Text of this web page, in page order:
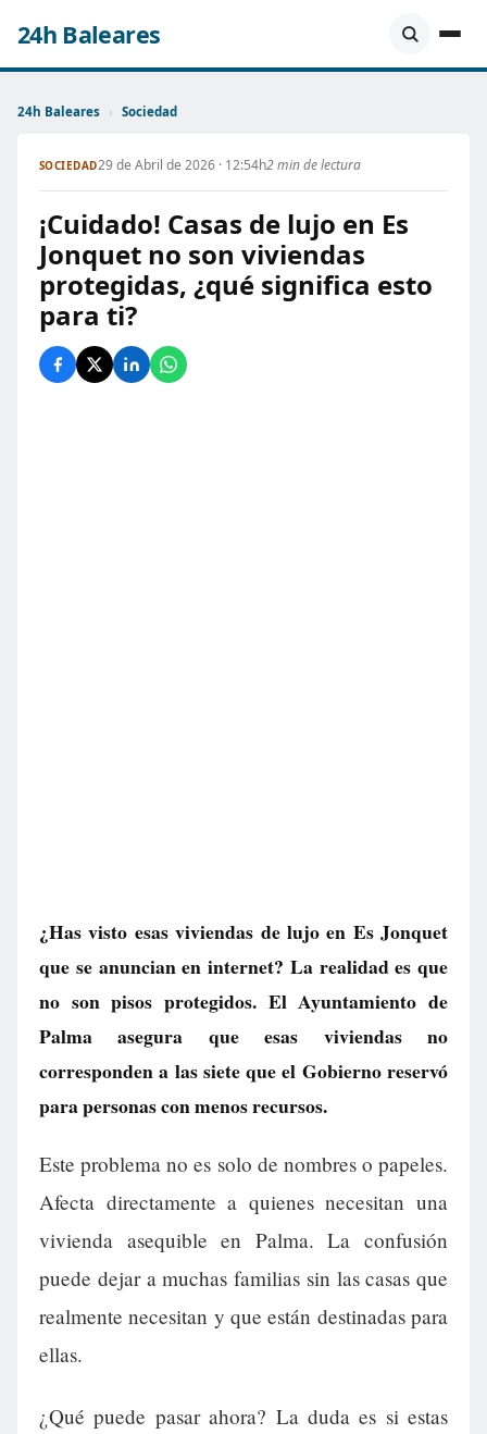
24h Baleares
24h Baleares › Sociedad
SOCIEDAD29 de Abril de 2026 · 12:54h2 min de lectura
¡Cuidado! Casas de lujo en Es
Jonquet no son viviendas
protegidas, ¿qué significa esto
para ti?
¿Has visto esas viviendas de lujo en Es Jonquet
que se anuncian en internet? La realidad es que
no son pisos protegidos. El Ayuntamiento de
Palma asegura que esas viviendas no
corresponden a las siete que el Gobierno reservó
para personas con menos recursos.
Este problema no es solo de nombres o papeles.
Afecta directamente a quienes necesitan una
vivienda asequible en Palma. La confusión
puede dejar a muchas familias sin las casas que
realmente necesitan y que están destinadas para
ellas.
¿Qué puede pasar ahora? La duda es si estas